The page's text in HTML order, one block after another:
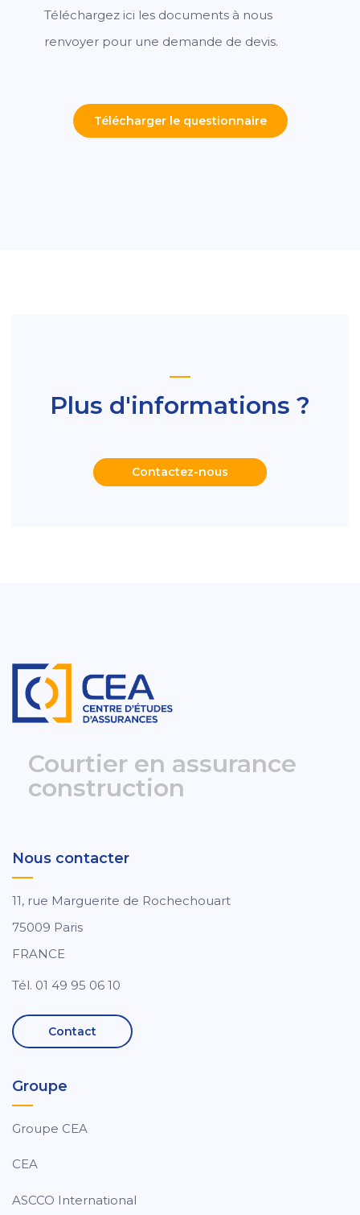
Téléchargez ici les documents à nous
renvoyer pour une demande de devis.
Télécharger le questionnaire
Plus d'informations ?
Contactez-nous
Courtier en assurance
construction
Nous contacter
11, rue Marguerite de Rochechouart
75009 Paris
FRANCE
Tél. 01 49 95 06 10
Contact
Groupe
Groupe CEA
CEA
ASCCO International